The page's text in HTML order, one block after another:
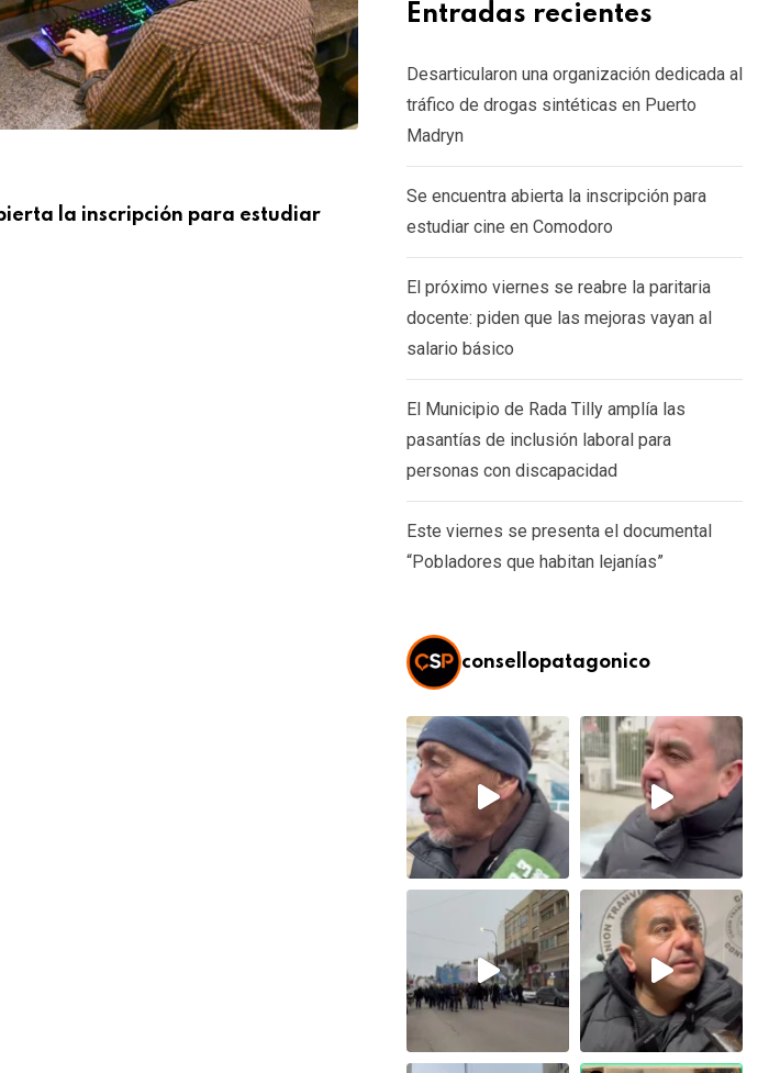
la inscripción para estudiar
El próximo viernes se reabre la
piden
Entradas recientes
Desarticularon una organización dedicada al
tráfico de drogas sintéticas en Puerto
Madryn
Se encuentra abierta la inscripción para
estudiar cine en Comodoro
El próximo viernes se reabre la paritaria
docente: piden que las mejoras vayan al
salario básico
El Municipio de Rada Tilly amplía las
pasantías de inclusión laboral para
personas con discapacidad
Este viernes se presenta el documental
“Pobladores que habitan lejanías”
consellopatagonico